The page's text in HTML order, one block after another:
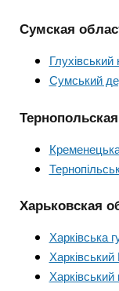
Сумская
Сумський
Харьковская
Харківська
Харківський